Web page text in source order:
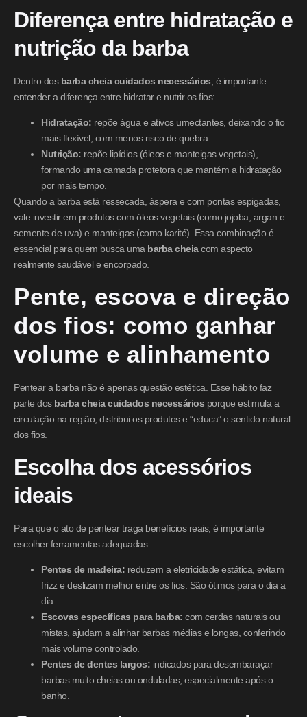
Diferença entre hidratação e
nutrição da barba
Dentro dos barba cheia cuidados necessários , é importante
entender a diferença entre hidratar e nutrir os fios:
Hidratação: repõe água e ativos umectantes, deixando o fio
mais flexível, com menos risco de quebra.
Nutrição: repõe lipídios (óleos e manteigas vegetais),
formando uma camada protetora que mantém a hidratação
por mais tempo.
Quando a barba está ressecada, áspera e com pontas espigadas,
vale investir em produtos com óleos vegetais (como jojoba, argan e
semente de uva) e manteigas (como karité). Essa combinação é
essencial para quem busca uma barba cheiacom aspecto
realmente saudável e encorpado.
Pente, escova e direção
dos fios: como ganhar
volume e alinhamento
Pentear a barba não é apenas questão estética. Esse hábito faz
parte dos barba cheia cuidados necessários porque estimula a
circulação na região, distribui os produtos e “educa” o sentido natural
dos fios.
Escolha dos acessórios
ideais
Para que o ato de pentear traga benefícios reais, é importante
escolher ferramentas adequadas:
Pentes de madeira: reduzem a eletricidade estática, evitam
frizz e deslizam melhor entre os fios. São ótimos para o dia a
dia.
Escovas específicas para barba: com cerdas naturais ou
mistas, ajudam a alinhar barbas médias e longas, conferindo
mais volume controlado.
Pentes de dentes largos: indicados para desembaraçar
barbas muito cheias ou onduladas, especialmente após o
banho.